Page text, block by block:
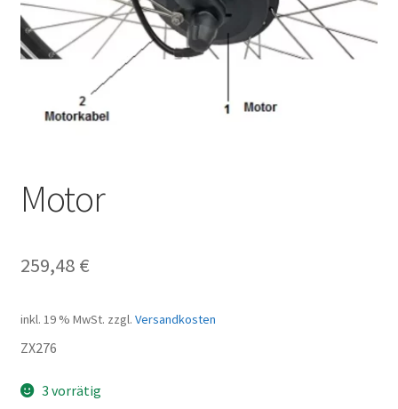
Motor
259,48 €
inkl. 19 % MwSt. zzgl. Versandkosten
ZX276
3 vorrätig